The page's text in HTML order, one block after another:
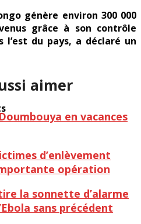
génère environ 300 000
grâce à son contrôle
l’est du pays, a déclaré un
aimer
en vacances
d’enlèvement
opération
la sonnette d’alarme
sans précédent